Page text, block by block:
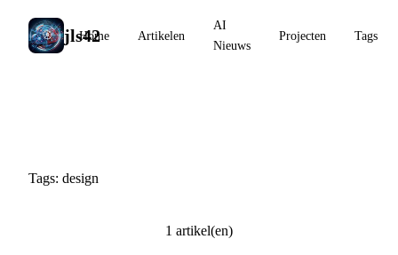
jls42
Home Artikelen
AI
Nieuws
Projecten Tags
Tags: design
1 artikel(en)